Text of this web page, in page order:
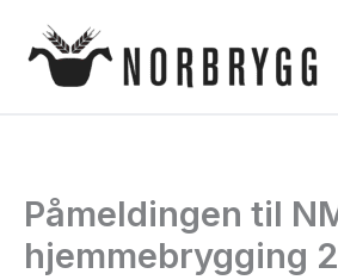
rett
Påmeldingen til
hjemmebrygging